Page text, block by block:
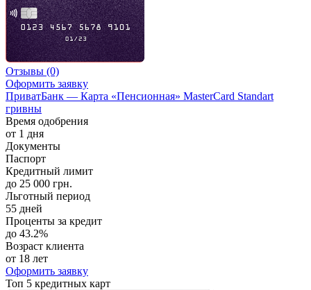
Отзывы (0)
Оформить заявку
ПриватБанк — Карта «Пенсионная» MasterCard Standart
гривны
Время одобрения
от 1 дня
Документы
Паспорт
Кредитный лимит
до 25 000 грн.
Льготный период
55 дней
Проценты за кредит
до 43.2%
Возраст клиента
от 18 лет
Оформить заявку
Топ 5 кредитных карт